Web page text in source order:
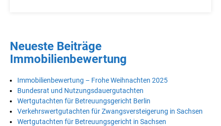
Neueste Beiträge
Immobilienbewertung
Immobilienbewertung – Frohe Weihnachten 2025
Bundesrat und Nutzungsdauergutachten
Wertgutachten für Betreuungsgericht Berlin
Verkehrswertgutachten für Zwangsversteigerung in Sachsen
Wertgutachten für Betreuungsgericht in Sachsen